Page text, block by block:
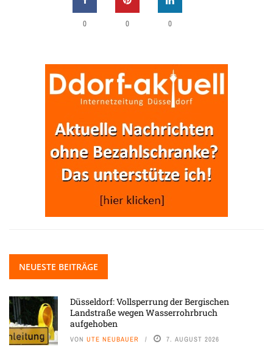
0 0 0
NEUESTE BEITRÄGE
Düsseldorf: Vollsperrung der Bergischen
Landstraße wegen Wasserrohrbruch
aufgehoben
VON UTE NEUBAUER 7. AUGUST 2026